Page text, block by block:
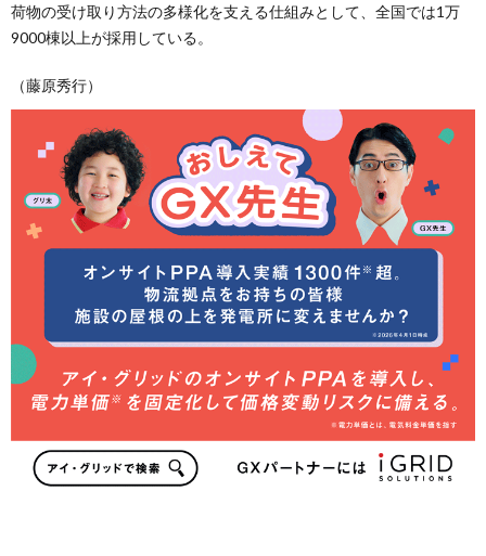
荷物の受け取り方法の多様化を支える仕組みとして、全国では1万
9000棟以上が採用している。
（藤原秀行）